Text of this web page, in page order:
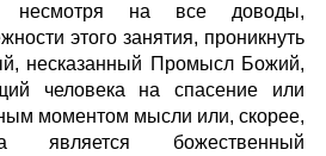
несмотря на все доводы,
этого занятия, проникнуть
несказанный Промысл Божий,
человека на спасение или
моментом мысли или, скорее,
является божественный